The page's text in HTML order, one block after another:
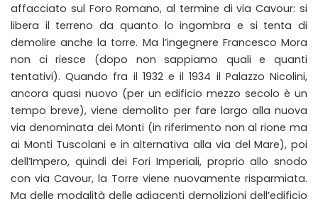
affacciato sul Foro Romano, al termine di via Cavour: si
libera il terreno da quanto lo ingombra e si tenta di
demolire anche la torre. Ma l’ingegnere Francesco Mora
non ci riesce (dopo non sappiamo quali e quanti
tentativi). Quando fra il 1932 e il 1934 il Palazzo Nicolini,
ancora quasi nuovo (per un edificio mezzo secolo è un
tempo breve), viene demolito per fare largo alla nuova
via denominata dei Monti (in riferimento non al rione ma
ai Monti Tuscolani e in alternativa alla via del Mare), poi
dell’Impero, quindi dei Fori Imperiali, proprio allo snodo
con via Cavour, la Torre viene nuovamente risparmiata.
Ma delle modalità delle adiacenti demolizioni dell’edificio